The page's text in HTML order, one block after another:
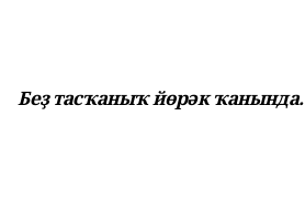
Беҙ тасҡаныҡ йөрәк ҡанында.